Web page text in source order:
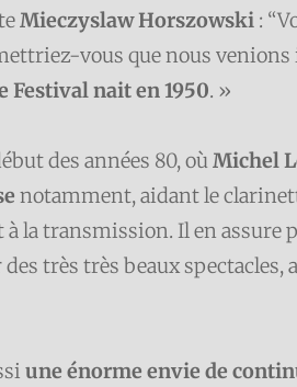
Mieczyslaw Horszowski :
vous que nous
Festival nait en 1950. »
des années 80, oùMichel
notamment, aidant le
la transmission. Il en assure
très très beaux spectacles,
une énorme envie de